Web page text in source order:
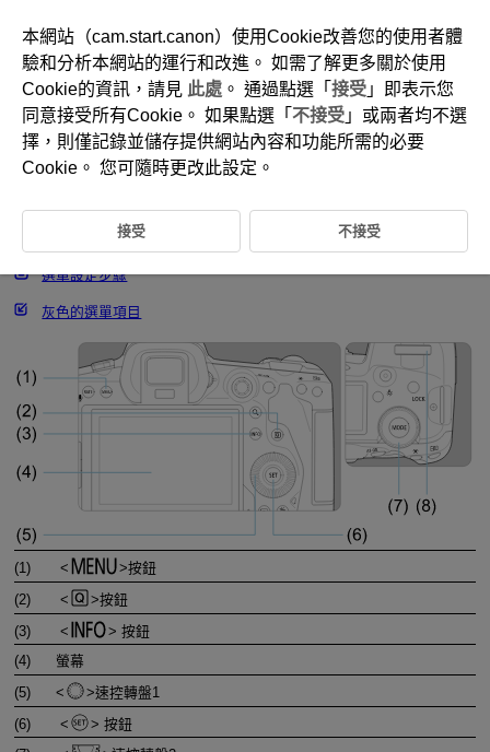
D090-022
選單操作和設定
]/[ ]模式下的選單螢幕
選單設定步驟
灰色的選單項目
(1)
按鈕
(2)
按鈕
(3)
按鈕
(4)
螢幕
(5)
速控轉盤1
(6)
按鈕
本網站（cam.start.canon）使用Cookie改善您的使用者體
驗和分析本網站的運行和改進。 如需了解更多關於使用
Cookie的資訊，請見 此處 。 通過點選「 接受 」即表示您
同意接受所有Cookie。 如果點選「 不接受 」或兩者均不選
擇，則僅記錄並儲存提供網站內容和功能所需的必要
Cookie。 您可隨時更改此設定。
接受 不接受